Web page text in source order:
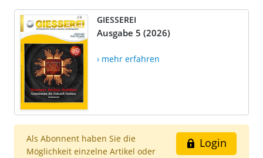
GIESSEREI
Ausgabe 5 (2026)
› mehr erfahren
Login
Als Abonnent haben Sie die
Möglichkeit einzelne Artikel oder